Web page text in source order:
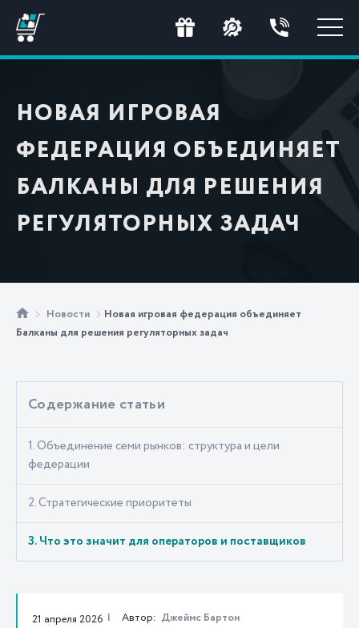
НОВАЯ ИГРОВАЯ
ФЕДЕРАЦИЯ ОБЪЕДИНЯЕТ
БАЛКАНЫ ДЛЯ РЕШЕНИЯ
РЕГУЛЯТОРНЫХ ЗАДАЧ
Новости
Новая игровая федерация объединяет
Балканы для решения регуляторных задач
Содержание статьи
1. Объединение семи рынков: структура и цели
федерации
2. Стратегические приоритеты
3. Что это значит для операторов и поставщиков
21 апреля 2026 Автор: Джеймс Бартон